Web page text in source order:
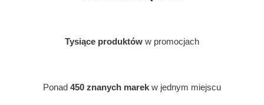
Tysiące produktów w promocjach
Ponad 450 znanych marek w jednym miejscu